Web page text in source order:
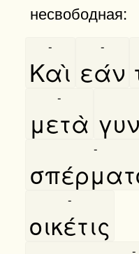
несвободная:
Καὶ
-
εάν
-
μετὰ
-
-
οικέτις
-
-